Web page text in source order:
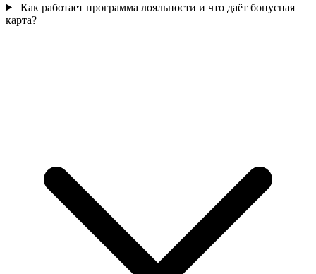
Как работает программа лояльности и что даёт бонусная
карта?